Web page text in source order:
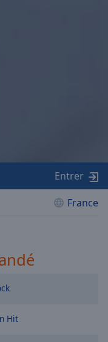
France
Entrer
Hit